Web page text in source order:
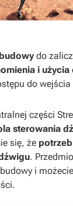
do
i użycia
do wejścia
części
sterowania
się, że
.
i